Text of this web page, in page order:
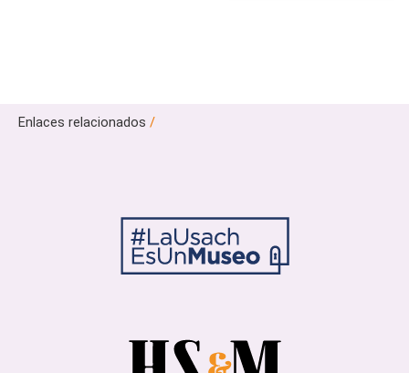
Enlaces relacionados /